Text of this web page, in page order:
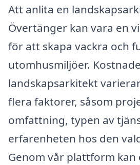
Att anlita en
Övertänger kan vara en
för att skapa vackra och
utomhusmiljöer.
landskapsarkitekt
flera faktorer, såsom
omfattning, typen av
erfarenheten hos den
Genom vår plattform kan